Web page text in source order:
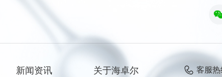
新闻资讯 关于海卓尔 客服热